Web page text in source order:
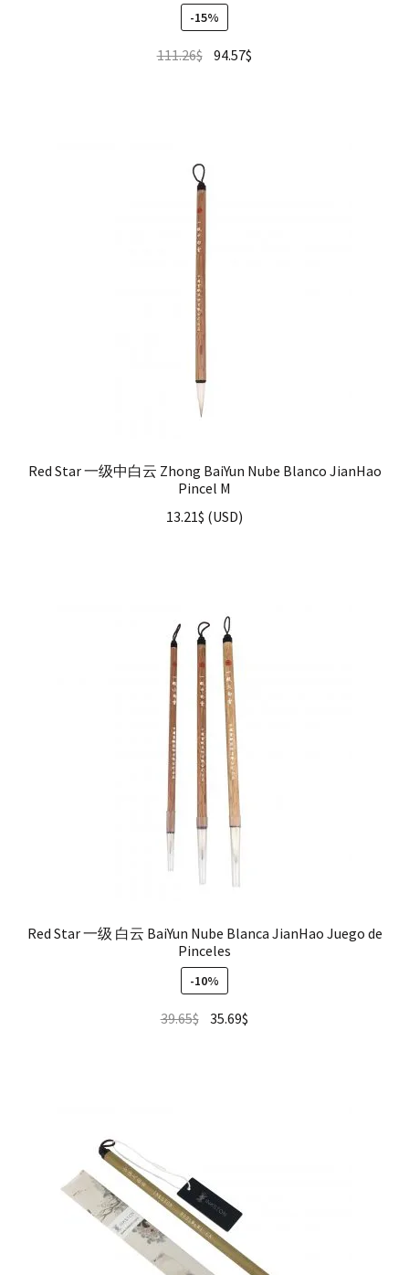
-15%
111.26$ 94.57$
Red Star 一级中白云 Zhong BaiYun Nube Blanco JianHao
Pincel M
13.21$ (USD)
Red Star 一级 白云 BaiYun Nube Blanca JianHao Juego de
Pinceles
-10%
39.65$ 35.69$